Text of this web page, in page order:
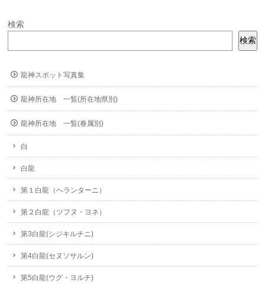
検索
検索
龍神スポット写真集
龍神所在地 一覧(所在地県別)
龍神所在地 一覧(眷属別)
白
白龍
第１白龍（ヘランターニ）
第２白龍（ツフヌ・ヨネ）
第3白龍(シジキルチニ)
第4白龍(セヌソサルン)
第5白龍(ウグ・ヨルチ)